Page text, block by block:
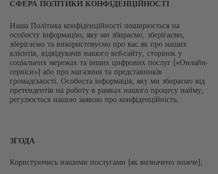
СФЕРА ПОЛІТИКИ КОНФІДЕНЦІЙНОСТІ
Наша Політика конфіденційності поширюється на
особисту інформацію, яку ми збираємо, зберігаємо,
зберігаємо та використовуємо про вас як про наших
клієнтів, відвідувачів нашого веб-сайту, сторінок у
соціальних мережах та інших цифрових послуг («Онлайн-
сервіси») або про магазини та представників
громадськості. Особиста інформація, яку ми збираємо від
претендентів на роботу в рамках нашого процесу найму,
регулюється нашою заявою про конфіденційність.
ЗГОДА
Користуючись нашими послугами (як визначено нижче),